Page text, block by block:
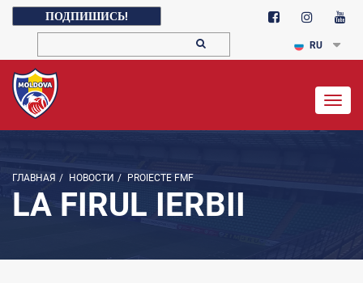
ПОДПИШИСЬ!
RU
ГЛАВНАЯ / НОВОСТИ / PROIECTE FMF
LA FIRUL IERBII